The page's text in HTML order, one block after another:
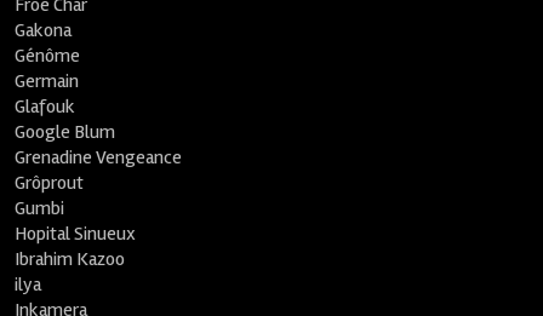
Froe Char
Gakona
Génôme
Germain
Glafouk
Google Blum
Grenadine Vengeance
Grôprout
Gumbi
Hopital Sinueux
Ibrahim Kazoo
ilya
Inkamera